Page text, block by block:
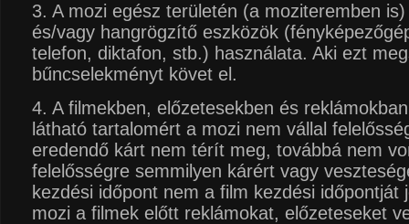
3. A mozi egész területén (a moziteremben
és/vagy hangrögzítő eszközök
telefon, diktafon, stb.) használata. Aki ezt
bűncselekményt követ el.
4. A filmekben, előzetesekben és
látható tartalomért a mozi nem vállal
eredendő kárt nem térít meg, továbbá nem
felelősségre semmilyen kárért vagy
kezdési időpont nem a film kezdési időpontját
mozi a filmek előtt reklámokat, előzeteseket